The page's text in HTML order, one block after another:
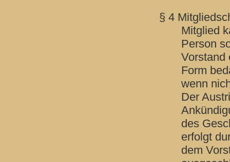
§ 4
Mitglied
Person
Vorstand
Form
wenn
Der
des
erfolgt
dem